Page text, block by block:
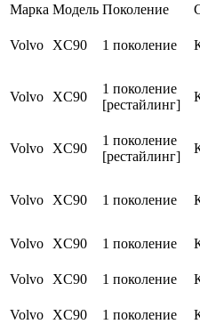
Марка Модель Поколение
Volvo XC90 1 поколение
Volvo XC90
1 поколение
[рестайлинг]
Volvo XC90
1 поколение
[рестайлинг]
Volvo XC90 1 поколение
Volvo
XC90 1 поколение
Volvo
XC90 1 поколение
Volvo
XC90 1 поколение